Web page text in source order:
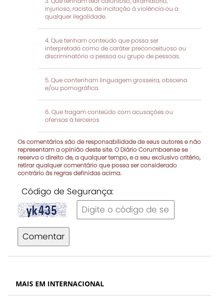
injurioso, racista, de incitação à violência ou a
qualquer ilegalidade.
Que tenham conteúdo que possa ser
interpretado como de caráter preconceituoso ou
discriminatório a pessoa ou grupo de pessoas.
Que contenham linguagem grosseira, obscena
e/ou pornográfica.
Que tragam conteúdo com acusações ou
ofensas à terceiros
Os comentários são de responsabilidade de seus autores e não
representam a opinião deste site. O Diário Corumbaense se
reserva o direito de, a qualquer tempo, e a seu exclusivo critério,
retirar qualquer comentário que possa ser considerado
contrário às regras definidas acima.
Código de Segurança:
Comentar
MAIS EM INTERNACIONAL